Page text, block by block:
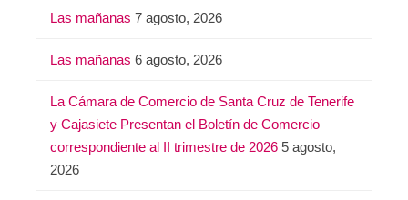
Las mañanas 7 agosto, 2026
Las mañanas 6 agosto, 2026
La Cámara de Comercio de Santa Cruz de Tenerife
y Cajasiete Presentan el Boletín de Comercio
correspondiente al II trimestre de 2026 5 agosto,
2026